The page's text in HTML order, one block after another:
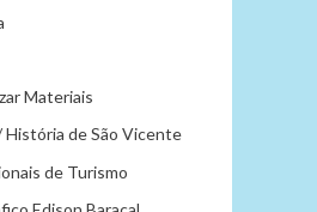
Materiais
História de São Vicente
de Turismo